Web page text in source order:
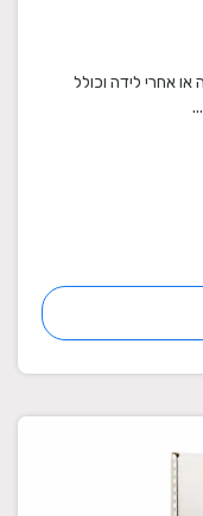
אחרי לידה וכולל